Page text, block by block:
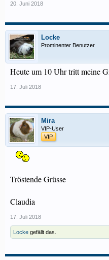
20. Juni 2018
Locke
Prominenter Benutzer
Heute um 10 Uhr tritt meine
17. Juli 2018
Mira
VIP-User
VIP
Tröstende Grüsse
Claudia
17. Juli 2018
Locke gefällt das.